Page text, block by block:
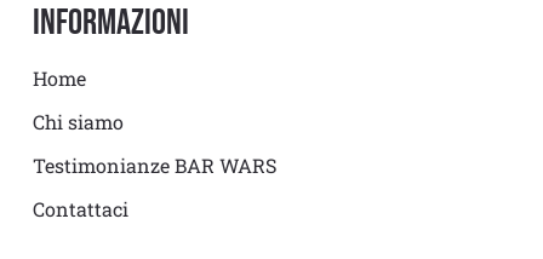
Informazioni
Home
Chi siamo
Testimonianze BAR WARS
Contattaci